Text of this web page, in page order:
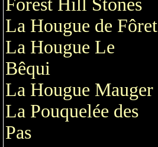
Forest Hill Stones
La Hougue de Fôret
La Hougue Le
Bêqui
La Hougue Mauger
La Pouquelée des
Pas